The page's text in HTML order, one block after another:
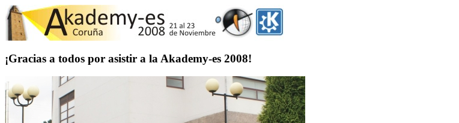
¡Gracias a todos por asistir a la Akademy-es 2008!